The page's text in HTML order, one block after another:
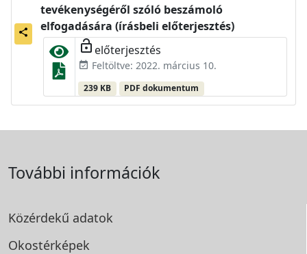
share
tevékenységéről szóló beszámoló
elfogadására (írásbeli előterjesztés)
lock_open előterjesztés
event_available Feltöltve: 2022. március 10.
239 KB PDF dokumentum
További információk
Közérdekű adatok
Okostérképek